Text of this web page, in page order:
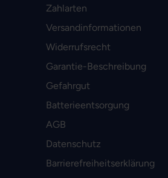
Zahlarten
Versandinformationen
Widerrufsrecht
Garantie-Beschreibung
Gefahrgut
Batterieentsorgung
AGB
Datenschutz
Barrierefreiheitserklärung